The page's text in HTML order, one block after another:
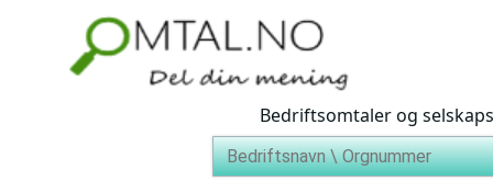
Bedriftsomtaler og